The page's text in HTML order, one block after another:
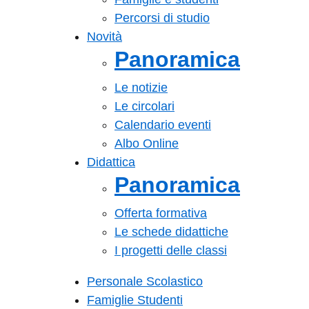
Percorsi di studio
Novità
Panoramica
Le notizie
Le circolari
Calendario eventi
Albo Online
Didattica
Panoramica
Offerta formativa
Le schede didattiche
I progetti delle classi
Personale Scolastico
Famiglie Studenti